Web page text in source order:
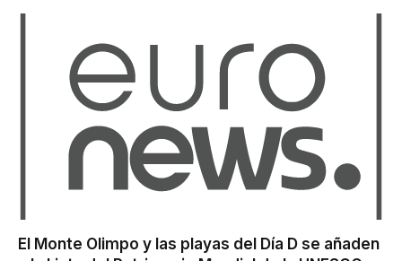
El Monte Olimpo y las playas del Día D se añaden